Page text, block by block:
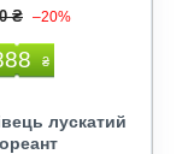
₴ –20%
₴
лускатий